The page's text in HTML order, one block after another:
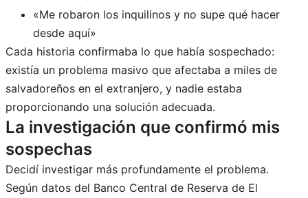
«Me robaron los inquilinos y no supe qué hacer
desde aquí»
Cada historia confirmaba lo que había sospechado:
existía un problema masivo que afectaba a miles de
salvadoreños en el extranjero, y nadie estaba
proporcionando una solución adecuada.
La investigación que confirmó mis
sospechas
Decidí investigar más profundamente el problema.
Según datos del Banco Central de Reserva de El